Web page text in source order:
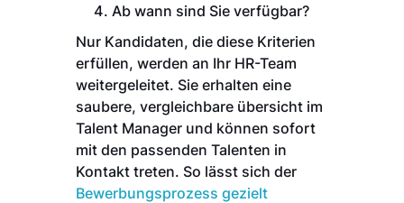
Ab wann sind Sie verfügbar?
Nur Kandidaten, die diese Kriterien
erfüllen, werden an Ihr HR-Team
weitergeleitet. Sie erhalten eine
saubere, vergleichbare übersicht im
Talent Manager und können sofort
mit den passenden Talenten in
Kontakt treten. So lässt sich der
Bewerbungsprozess gezielt